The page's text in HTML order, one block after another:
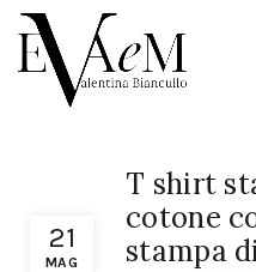
21
MAG
T shirt
cotone
stampa